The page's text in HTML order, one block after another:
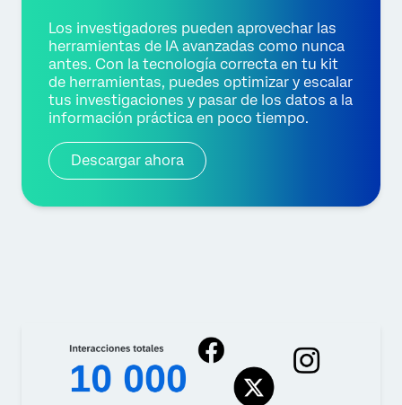
Los investigadores pueden aprovechar las
herramientas de IA avanzadas como nunca
antes. Con la tecnología correcta en tu kit
de herramientas, puedes optimizar y escalar
tus investigaciones y pasar de los datos a la
información práctica en poco tiempo.
Descargar ahora